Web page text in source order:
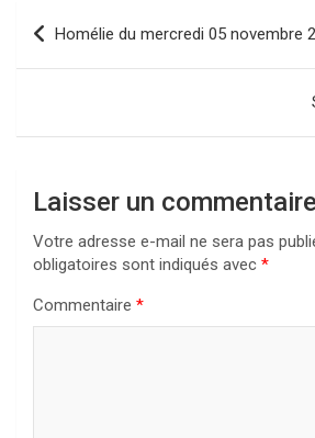
Navigation
de
Homélie du mercredi 05 novembre
Laisser un commentaire
Votre adresse e-mail ne sera pas
obligatoires sont indiqués avec *
Commentaire *